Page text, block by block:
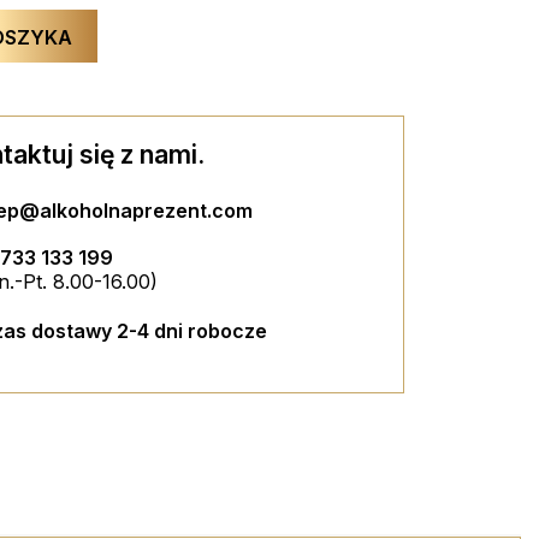
BOX DUŻY ESPECIALLY FOR YOU BOX
się z nami.
733 133 199
Pt. 8.00-16.00)
dostawy 2-4 dni robocze